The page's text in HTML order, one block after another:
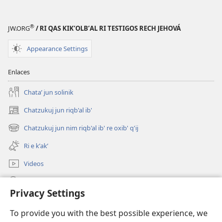
Privacy Settings
To provide you with the best possible experience, we
2021
JW.ORG® / RI QAS KIKʼOLBʼAL RI TESTIGOS RECH JEHOVÁ
Appearance Settings
Enlaces
Chataʼ jun solinik
Chatzukuj jun riqb'al ib'
(opens
new
window)
Chatzukuj jun nim riqb'al ib' re oxib' q'ij
(opens
new
window)
Ri e kʼakʼ
Videos
(opens